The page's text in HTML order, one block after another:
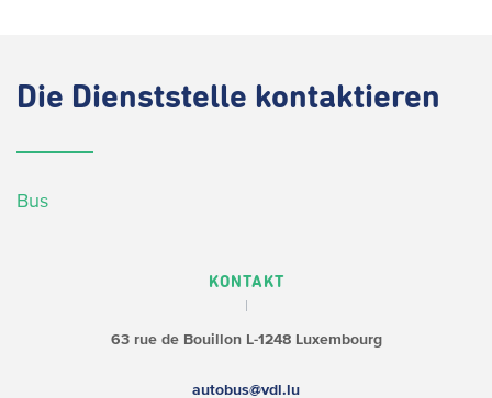
Die Dienststelle kontaktieren
Bus
KONTAKT
63 rue de BouillonL-1248 Luxembourg
autobus@vdl.lu